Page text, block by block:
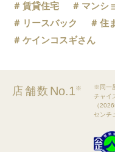
賃貸住宅
マンシ
リースバック
住
ケインコスギさん
店舗数 No.1※
※同一
チャイ
（
センチ